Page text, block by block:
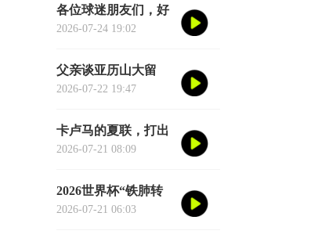
各位球迷朋友们，好
消息来了！湖人核心
2026中国行「紫金之
旅」正式定档今年8
2026-07-24 19:02
父亲谈亚历山大留
队：东西没坏就别
诱惑走
2026-07-22 19:47
卡卢马的夏联，打出
了“不给合同说不过
2026-07-21 08:09
2026世界杯“铁肺转
场”手册：单场票玩
2026-07-21 06:03